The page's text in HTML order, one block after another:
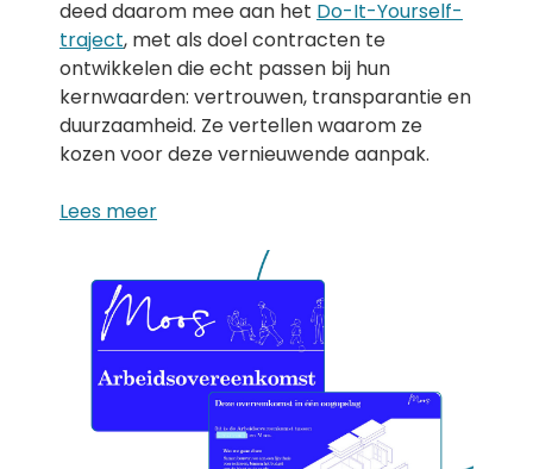
deed daarom mee aan het Do-It-Yourself-
traject, met als doel contracten te
ontwikkelen die echt passen bij hun
kernwaarden: vertrouwen, transparantie en
duurzaamheid. Ze vertellen waarom ze
kozen voor deze vernieuwende aanpak.
Lees meer